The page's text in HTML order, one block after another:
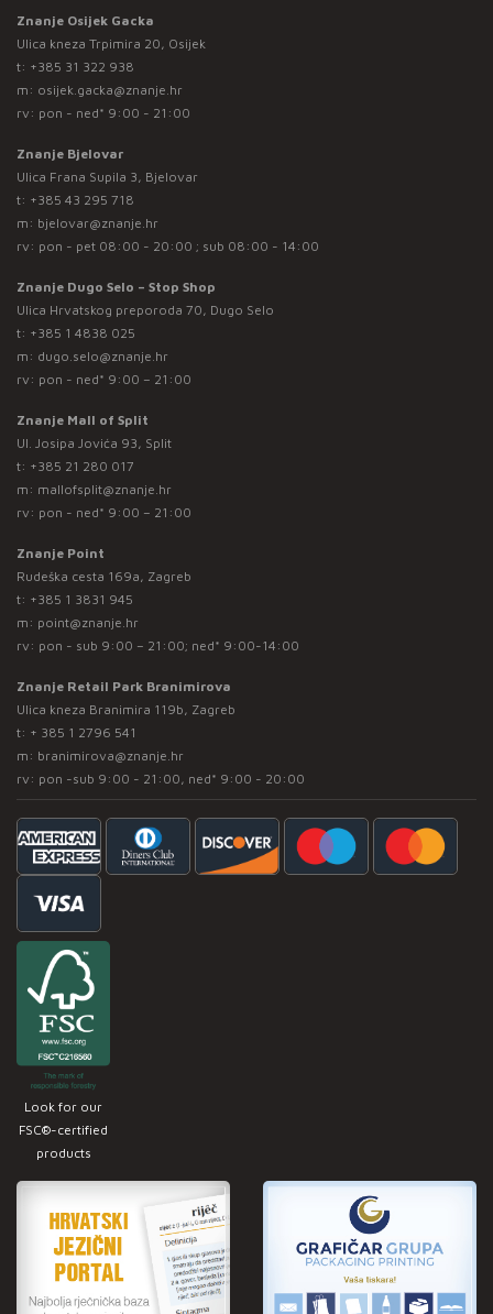
Znanje Osijek Gacka
Ulica kneza Trpimira 20, Osijek
t: +385 31 322 938
m: osijek.gacka@znanje.hr
rv: pon - ned* 9:00 - 21:00
Znanje Bjelovar
Ulica Frana Supila 3, Bjelovar
t: +385 43 295 718
m: bjelovar@znanje.hr
rv: pon - pet 08:00 - 20:00 ; sub 08:00 - 14:00
Znanje Dugo Selo – Stop Shop
Ulica Hrvatskog preporoda 70, Dugo Selo
t: +385 1 4838 025
m: dugo.selo@znanje.hr
rv: pon - ned* 9:00 – 21:00
Znanje Mall of Split
Ul. Josipa Jovića 93, Split
t: +385 21 280 017
m: mallofsplit@znanje.hr
rv: pon - ned* 9:00 – 21:00
Znanje Point
Rudeška cesta 169a, Zagreb
t: +385 1 3831 945
m: point@znanje.hr
rv: pon - sub 9:00 – 21:00; ned* 9:00-14:00
Znanje Retail Park Branimirova
Ulica kneza Branimira 119b, Zagreb
t: + 385 1 2796 541
m: branimirova@znanje.hr
rv: pon -sub 9:00 - 21:00, ned* 9:00 - 20:00
Look for our
FSC®-certified
products